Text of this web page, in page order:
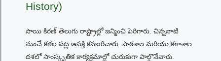
History)
సాయి కిరణ్ తెలుగు రాష్ట్రాల్లో జన్మించి పెరిగారు. చిన్ననాటి
నుంచే కళల పట్ల ఆసక్తి కనబరిచారు. పాఠశాల మరియు కళాశాల
దశలో సాంస్కృతిక కార్యక్రమాల్లో చురుకుగా పాల్గొనేవారు.